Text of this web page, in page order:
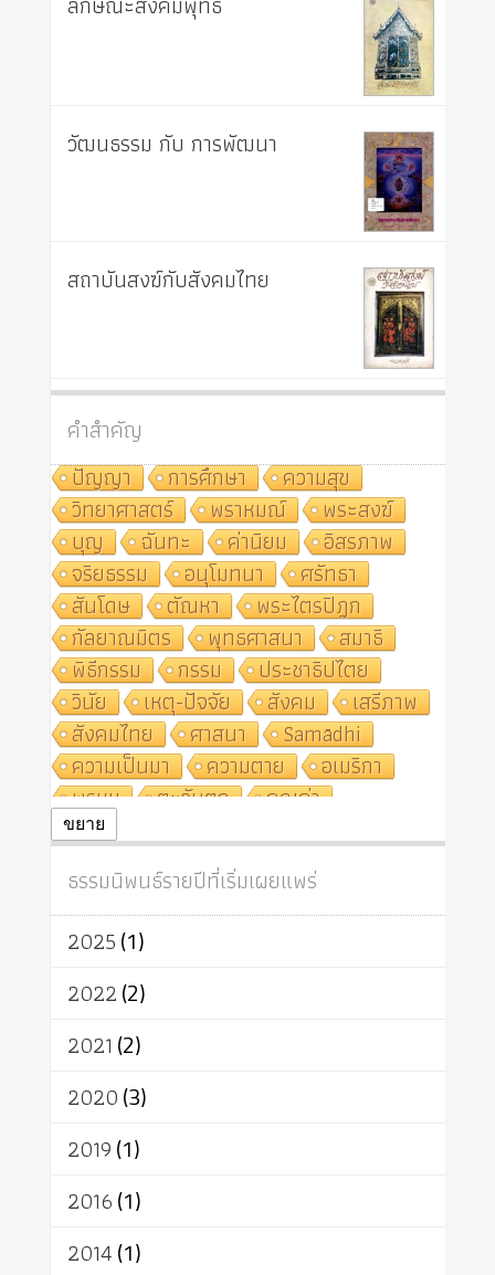
วัฒนธรรม กับ การพัฒนา
สถาบันสงฆ์กับสังคมไทย
คำสำคัญ
ปัญญา
การศึกษา
ความสุข
วิทยาศาสตร์
พราหมณ์
พระสงฆ์
บุญ
ฉันทะ ค่านิยม
อิสรภาพ
จริยธรรม
อนุโมทนา
ศรัทธา
สันโดษ
ตัณหา
พระไตรปิฎก
กัลยาณมิตร
พุทธศาสนา
สมาธิ
พิธีกรรม
กรรม
ประชาธิปไตย
วินัย
เหตุ-ปัจจัย สังคม
เสรีภาพ
สังคมไทย
ศาสนา
Samādhi
ความเป็นมา
ความตาย
อเมริกา
พรหม
ตะวันตก
คุณค่า
ปฏิจจสมุปบาท
ศาสนาประจำชาติ
อินเดีย
ผู้บริโภค
ธรรมาธิปไตย
จักร
การแยกรัฐกับศาสนา
ธรรมชาติ
เทคโนโลยี
สิทธิ
พุทธบริษัท
อัตถะ
เทวดา
ขยาย
ธรรมนิพนธ์รายปีที่เริ่มเผยแพร่
2025(1)
2022(2)
2021 (2)
2020(3)
2019(1)
2016(1)
2014(1)